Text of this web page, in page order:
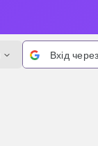
Вхід